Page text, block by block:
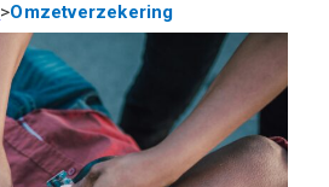
>Omzetverzekering